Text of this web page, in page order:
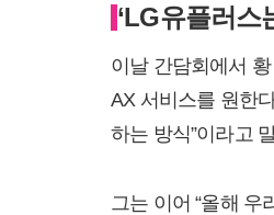
‘LG유플러스
이날 간담회에서
AX 서비스를 원한
하는 방식”이라고
그는 이어 “올해